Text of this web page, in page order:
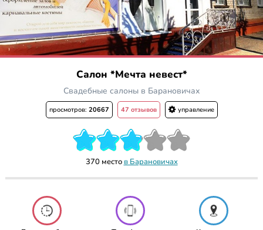
Салон *Мечта невест*
Свадебные салоны в Барановичах
просмотров: 20667 47 отзывов управление
370 место в Барановичах